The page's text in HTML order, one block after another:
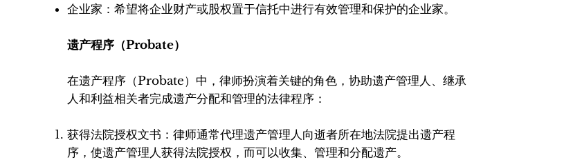
企业家：希望将企业财产或股权置于信托中进行有效管理和保护的企业家。
遗产程序（Probate）
在遗产程序（Probate）中，律师扮演着关键的角色，协助遗产管理人、继承
人和利益相关者完成遗产分配和管理的法律程序：
获得法院授权文书：律师通常代理遗产管理人向逝者所在地法院提出遗产程
序，使遗产管理人获得法院授权，而可以收集、管理和分配遗产。